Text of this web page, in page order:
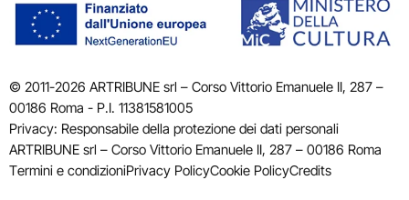
© 2011-2026 ARTRIBUNE srl – Corso Vittorio Emanuele II, 287 –
00186 Roma - P.I. 11381581005
Privacy: Responsabile della protezione dei dati personali
ARTRIBUNE srl – Corso Vittorio Emanuele II, 287 – 00186 Roma
Termini e condizioniPrivacy PolicyCookie PolicyCredits